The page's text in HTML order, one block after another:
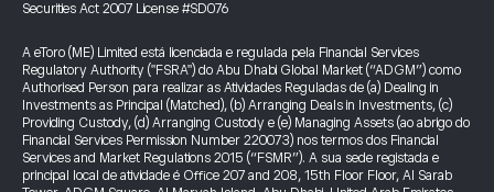
Securities Act 2007 License #SD076
A eToro (ME) Limited está licenciada e regulada pela Financial Services
Regulatory Authority ("FSRA") do Abu Dhabi Global Market (“ADGM”) como
Authorised Person para realizar as Atividades Reguladas de (a) Dealing in
Investments as Principal (Matched), (b) Arranging Deals in Investments, (c)
Providing Custody, (d) Arranging Custody e (e) Managing Assets (ao abrigo do
Financial Services Permission Number 220073) nos termos dos Financial
Services and Market Regulations 2015 (“FSMR”). A sua sede registada e
principal local de atividade é Office 207 and 208, 15th Floor Floor, Al Sarab